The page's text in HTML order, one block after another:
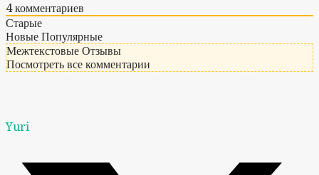
4комментариев
Старые
Новые Популярные
Межтекстовые Отзывы
Посмотреть все комментарии
Yuri